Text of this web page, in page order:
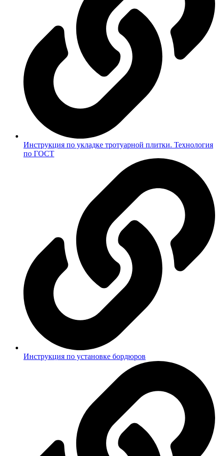
Инструкция по укладке тротуарной плитки. Технология
по ГОСТ
Инструкция по установке бордюров